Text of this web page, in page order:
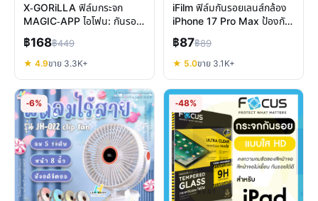
X-GORiLLA ฟิล์มกระจก
MAGIC-APP ไอโฟน: กันรอย
กันเสือก ติดตั้งง่าย
฿168฿449
★ 4.9ขาย 3.3K+
iFilm ฟิล์มกันรอยเลนส์กล้อง
iPhone 17 Pro Max ป้องกัน
ถ่ายรูปคมชัด
฿87฿89
★ 5.0ขาย 3.1K+
-6% -48%